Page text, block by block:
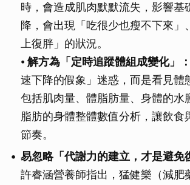
時，會造成肌肉默默流失，影響基
降，會出現「吃很少也瘦不下來」
上復胖」的狀況。
⦁ 解方為「定時追蹤體組成變化」：
速下降的假象」迷惑，而是看見體
包括肌肉量、體脂肪量、身體的水
脂肪的身體整體數值分析，讓飲食
節奏。
易忽略「代謝力的建立，才是避免
許睿涵營養師指出，猛健樂（減肥